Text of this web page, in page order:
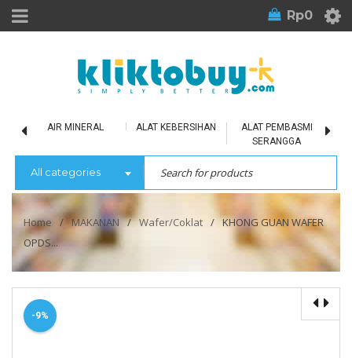
Rp0
AIR MINERAL ALAT KEBERSIHAN
ALAT PEMBASMI
SERANGGA
All categories
Home / MAKANAN / Wafer/Coklat / KHONG GUAN WAFER
OPDS...
-9%